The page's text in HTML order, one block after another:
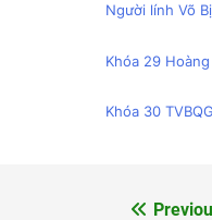
3 Years Ago
Người lính Võ
Khóa 29
Khóa 30